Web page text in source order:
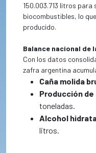
150.003.713 litros para
biocombustibles, lo
producido.
Balance nacional de
Con los datos
zafra argentina
Caña molida
Producción
toneladas.
Alcohol
litros.